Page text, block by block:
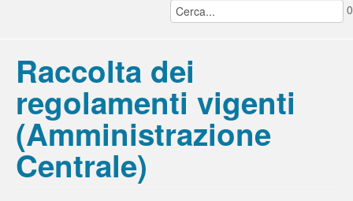
0
Raccolta dei
regolamenti vigenti
(Amministrazione
Centrale)